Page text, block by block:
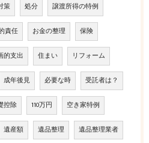
策 処分 譲渡所得の特例
責任 お金の整理 保険
的支出 住まい リフォーム
成年後見 必要な時 受託者は？
控除 110万円 空き家特例
遺産額 遺品整理 遺品整理業者